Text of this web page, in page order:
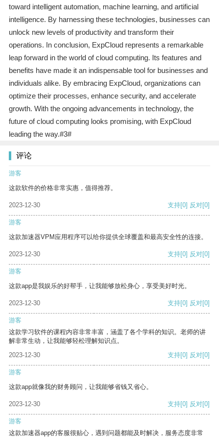
toward intelligent automation, machine learning, and artificial
intelligence. By harnessing these technologies, businesses can
unlock new levels of productivity and transform their
operations. In conclusion, ExpCloud represents a remarkable
leap forward in the world of cloud computing. Its features and
benefits have made it an indispensable tool for businesses and
individuals alike. By embracing ExpCloud, organizations can
optimize their processes, enhance security, and accelerate
growth. With the ongoing advancements in technology, the
future of cloud computing looks promising, with ExpCloud
leading the way.#3#
评论
游客
这款软件的价格非常实惠，值得推荐。
2023-12-30 支持[0] 反对[0]
游客
这款加速器VPM应用程序可以给你提供全球覆盖和最高安全性的连接。
2023-12-30 支持[0] 反对[0]
游客
这款app是我娱乐的好帮手，让我能够放松身心，享受美好时光。
2023-12-30 支持[0] 反对[0]
游客
这款学习软件的课程内容非常丰富，涵盖了各个学科的知识。老师的讲
解非常生动，让我能够轻松理解知识点。
2023-12-30
支持[0] 反对[0]
游客
这款app就像我的财务顾问，让我能够省钱又省心。
2023-12-30 支持[0] 反对[0]
游客
这款加速器app的客服很贴心，遇到问题都能及时解决，服务态度非常